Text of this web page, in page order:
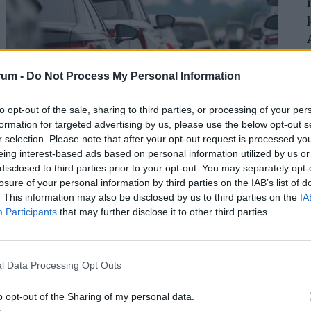
- Do Not Process My Personal Information
opt-out of the sale, sharing to third parties, or processing of your
for targeted advertising by us, please use the below opt-out
selection. Please note that after your opt-out request is processed
interest-based ads based on personal information utilized by us
to third parties prior to your opt-out. You may separately
of your personal information by third parties on the IAB’s list of
This information may also be disclosed by us to third parties on the
Participants that may further disclose it to other third parties.
Data Processing Opt Outs
opt-out of the Sharing of my personal data.
kilométeres a sor mindkét irányban,
óriási a káosz
Két baleset is nehezíti a közlekedést az M1-es
autópályán Herceghalomnál, jelentős torlódásra kell
készülni mindkét irányba.